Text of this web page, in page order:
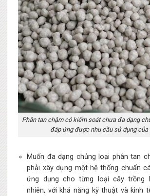
Phân tan chậm có kiểm soát chưa đa dạng
đáp ứng được nhu cầu sử dụng của
Muốn đa dạng chủng loại phân tan
phải xây dựng một hệ thống chuẩn
ứng dụng cho từng loại cây trồng
nhiên, với khả năng kỹ thuật và kinh